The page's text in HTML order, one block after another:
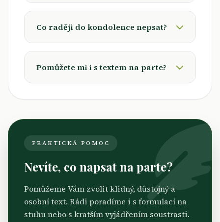
Co raději do kondolence nepsat?
Pomůžete mi i s textem na parte?
PRAKTICKÁ POMOC
Nevíte, co napsat na parte?
Pomůžeme Vám zvolit klidný, důstojný a
osobní text. Rádi poradíme i s formulací na
stuhu nebo s kratším vyjádřením soustrasti.